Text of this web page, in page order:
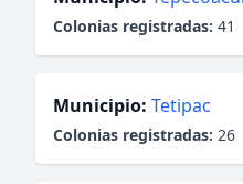
Colonias registradas: 41
Municipio: Tetipac
Colonias registradas: 26